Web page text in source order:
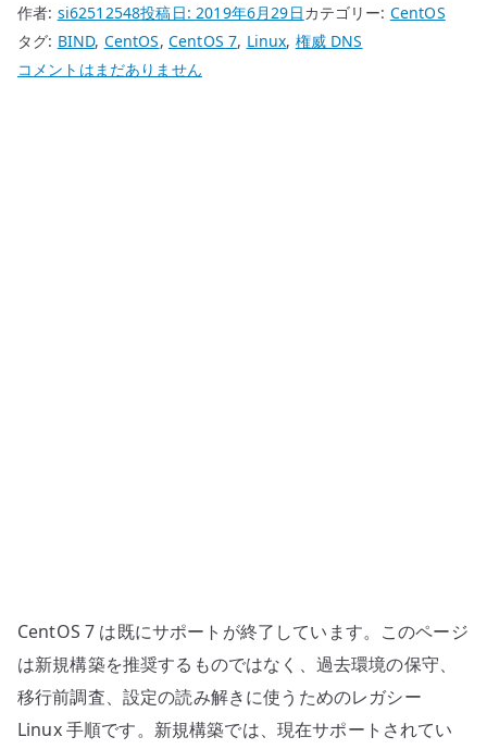
作者: si62512548投稿日:2019年6月29日カテゴリー: CentOS
タグ: BIND, CentOS, CentOS 7, Linux, 権威 DNS
CentOS
本
設
定
へ
コメントはまだありません
CentOS 7 は既にサポートが終了しています。このページ
は新規構築を推奨するものではなく、過去環境の保守、
移行前調査、設定の読み解きに使うためのレガシー
Linux 手順です。新規構築では、現在サポートされてい